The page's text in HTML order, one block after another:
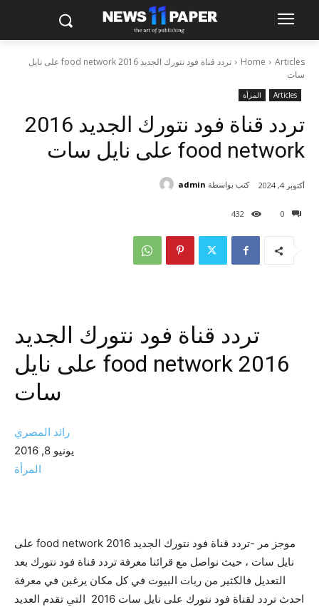
Home Articles
تردد قناة فود نتورك الجديد 2016 food network على نايل
سات
Articles المرأة
تردد قناة فود نتورك الجديد 2016
food network على نايل سات
0
432
أكتوبر 4, 2024 كتب بواسطة admin
تردد قناة فود نتورك الجديد
2016 food network على نايل
سات
رائد المصري
يونيو 8, 2016
المرأة
موجز مر -تردد قناة فود نتورك الجديد 2016 food network على
نايل سات ، حيث نواصل مع قرائنا معرفة تردد قناة فود نتورك بعد
التعديل فالكثير من ربات البيوت في كل مكان يرغبن في معرفة
احدث تردد لقناة فود نتورك على نايل سات 2016 التي تقدم العديد